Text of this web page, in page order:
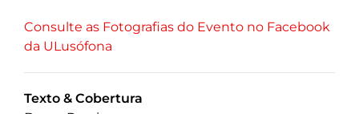
Consulte as Fotografias do Evento no Facebook
da ULusófona
Texto & Cobertura